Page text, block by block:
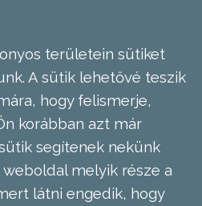
területein sütiket
A sütik lehetővé teszik
hogy felismerje,
korábban azt már
segítenek nekünk
melyik része a
látni engedik, hogy